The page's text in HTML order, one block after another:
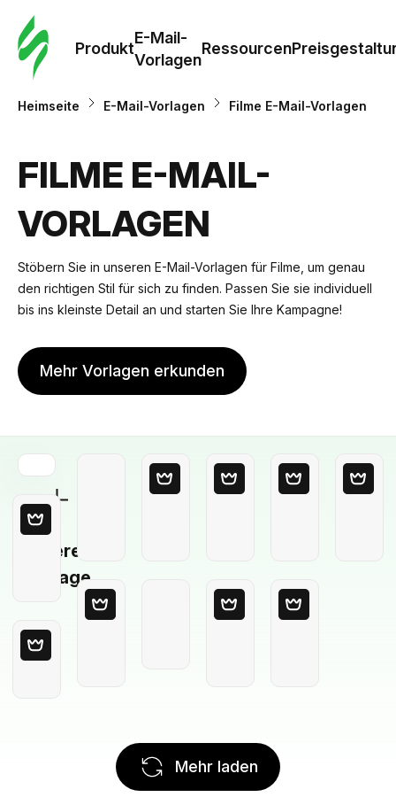
Produkt
E-Mail-
Vorlagen
Ressourcen
Heimseite E-Mail-Vorlagen Filme E-Mail-Vorlagen
FILME E-MAIL-
VORLAGEN
Stöbern Sie in unseren E-Mail-Vorlagen für Filme, um genau
den richtigen Stil für sich zu finden. Passen Sie sie individuell
bis ins kleinste Detail an und starten Sie Ihre Kampagne!
Mehr Vorlagen erkunden
Leere
Vorlage
Mehr laden